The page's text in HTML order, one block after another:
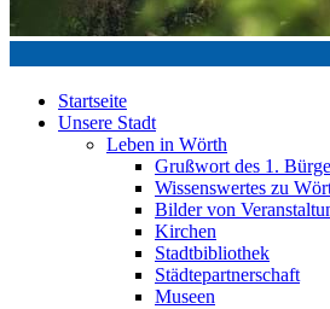
Startseite
Unsere Stadt
Leben in Wörth
Grußwort des 1.
Wissenswertes zu
Bilder von
Kirchen
Stadtbibliothek
Städtepartnerschaft
Museen